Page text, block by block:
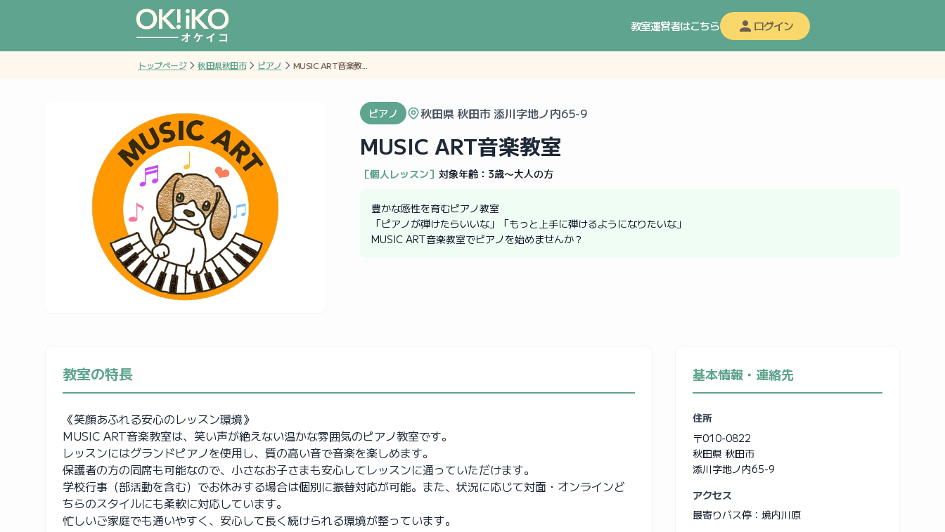
教室運営者はこちら ログイン
トップページ 秋田県秋田市 ピアノ MUSIC ART音楽教...
ピアノ 秋田県 秋田市 添川字地ノ内65-9
MUSIC ART音楽教室
［個人レッスン］ 対象年齢： 3歳〜大人の方
豊かな感性を育むピアノ教室
「ピアノが弾けたらいいな」「もっと上手に弾けるようになりたいな」
MUSIC ART音楽教室でピアノを始めませんか？
教室の特長
《笑顔あふれる安心のレッスン環境》
MUSIC ART音楽教室は、笑い声が絶えない温かな雰囲気のピアノ教室です。
レッスンにはグランドピアノを使用し、質の高い音で音楽を楽しめます。
保護者の方の同席も可能なので、小さなお子さまも安心してレッスンに通っていただけます。
学校行事（部活動を含む）でお休みする場合は個別に振替対応が可能。また、状況に応じて対面・オンラインど
ちらのスタイルにも柔軟に対応しています。
忙しいご家庭でも通いやすく、安心して長く続けられる環境が整っています。
基本情報・連絡先
住所
〒010-0822
秋田県 秋田市
添川字地ノ内65-9
アクセス
最寄りバス停：境内川原